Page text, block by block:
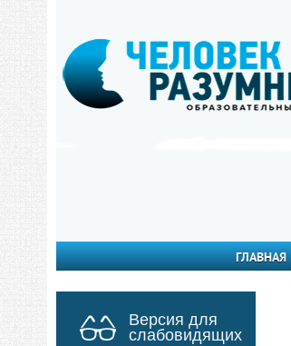
ГЛАВНАЯ
Версия для
слабовидящих